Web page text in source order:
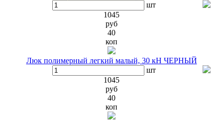
шт
1045
руб
40
коп
Люк полимерный легкий малый, 30 кН ЧЕРНЫЙ
шт
1045
руб
40
коп